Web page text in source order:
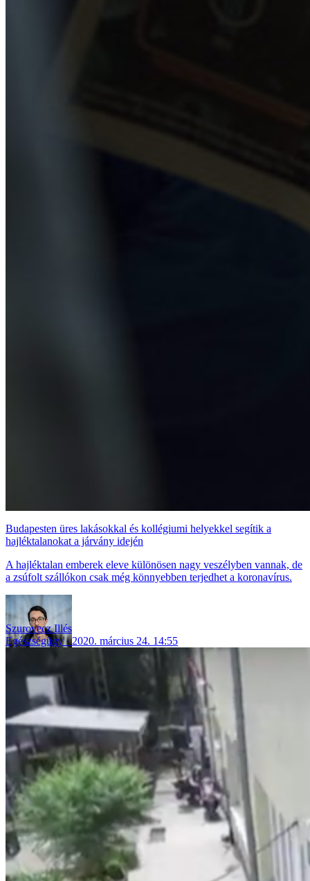
Budapesten üres lakásokkal és kollégiumi helyekkel segítik a
hajléktalanokat a járvány idején
A hajléktalan emberek eleve különösen nagy veszélyben vannak, de
a zsúfolt szállókon csak még könnyebben terjedhet a koronavírus.
Szurovecz Illés
Egészségügy
2020. március 24. 14:55